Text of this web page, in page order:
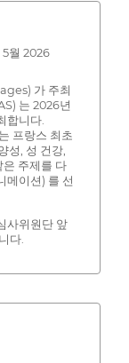
월 2026
가 주최
는 2026년
합니다.
프랑스 최초
성, 성 건강,
은 주제를 다
메이션) 를 선
사위원단 앞
다.